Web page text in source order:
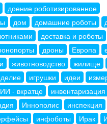
доение роботизированное
дом домашние роботы
доставка и роботы
дроны Европа
животноводство жилище
игрушки идеи
ИИ - вкратце
инвентаризация
Иннополис
инспекция
инфоботы Ирак